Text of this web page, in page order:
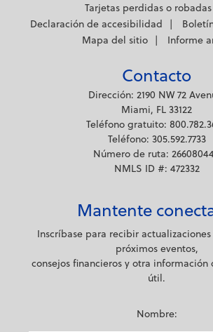
Tarjetas perdidas o robadas
Declaración de accesibilidad
Mapa del sitio
Informe
Contacto
Dirección: 2190 NW 72
Miami, FL 33122
Teléfono gratuito:
Teléfono: 305.592.7733
Número de ruta:
NMLS ID #: 472332
Mantente
Inscríbase para recibir
próximos eventos,
consejos financieros y otra información
útil.
Nombre: